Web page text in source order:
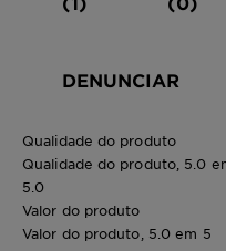
DENUNCIAR
Qualidade do produto
Qualidade do produto, 5.0
5.0
Valor do produto
Valor do produto, 5.0 em 5